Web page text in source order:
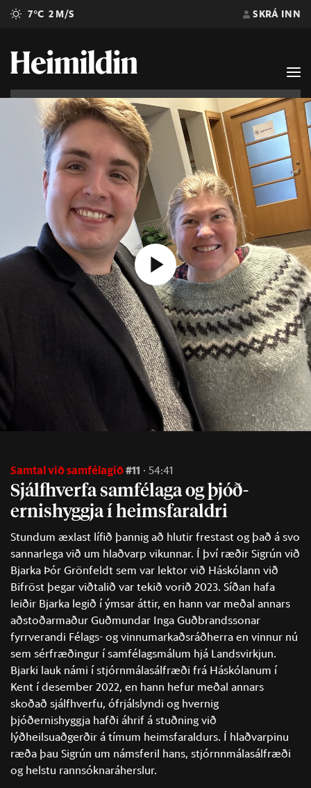
7°C 2 M/S SKRÁ INN
Samtal við samfélagið#11 54:41
Sjálf­hverfa sam­fé­laga og þjóð-
ern­is­hyggja í heims­far­aldri
Stundum æxlast lífið þannig að hlutir frestast og það á svo
sannarlega við um hlaðvarp vikunnar. Í því ræðir Sigrún við
Bjarka Þór Grönfeldt sem var lektor við Háskólann við
Bifröst þegar viðtalið var tekið vorið 2023. Síðan hafa
leiðir Bjarka legið í ýmsar áttir, en hann var meðal annars
aðstoðarmaður Guðmundar Inga Guðbrandssonar
fyrrverandi Félags- og vinnumarkaðsráðherra en vinnur nú
sem sérfræðingur í samfélagsmálum hjá Landsvirkjun.
Bjarki lauk námi í stjórnmálasálfræði frá Háskólanum í
Kent í desember 2022, en hann hefur meðal annars
skoðað sjálfhverfu, ófrjálslyndi og hvernig
þjóðernishyggja hafði áhrif á stuðning við
lýðheilsuaðgerðir á tímum heimsfaraldurs. Í hlaðvarpinu
ræða þau Sigrún um námsferil hans, stjórnnmálasálfræði
og helstu rannsóknaráherslur.